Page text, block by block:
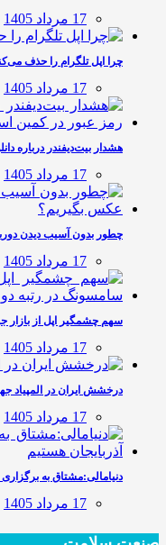
17 مرداد 1405
چرا اپل تلگرام را حذف
17 مرداد 1405
هشدار بیت‌دیفندر درباره
17 مرداد 1405
چطور بدون آسیب دیدن
17 مرداد 1405
سهم چشمگیر اپل از
17 مرداد 1405
درخشش ایران در المپیاد
17 مرداد 1405
دنیامالی:مشتاق به
17 مرداد 1405